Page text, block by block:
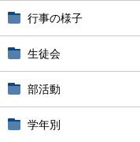
行事の様子
生徒会
部活動
学年別